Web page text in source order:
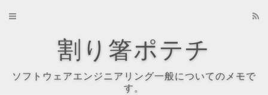
割り箸ポテチ
ソフトウェアエンジニアリング一般についてのメモで
す。
Home
About